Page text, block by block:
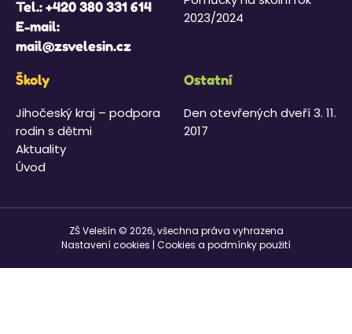
Tel.:+420 380 331 614
E-mail:
mail@zsvelesin.cz
2023/2024
Školy
Jihočeský kraj – podpora
rodin s dětmi
Aktuality
Úvod
Ostatní
Den otevřených dveří 3. 11.
2017
ZŠ Velešín © 2026, všechna práva vyhrazena
Nastavení cookies Cookies a podmínky použití